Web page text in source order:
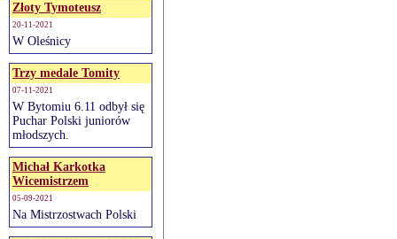
Złoty Tymoteusz
20-11-2021
W Oleśnicy
Trzy medale Tomity
07-11-2021
W Bytomiu 6.11 odbył się
Puchar Polski juniorów
młodszych.
Michał Karkotka
Wicemistrzem
05-09-2021
Na Mistrzostwach Polski